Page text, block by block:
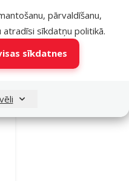
pārvaldīšanu,
atradīsi sīkdatņu politikā.
sīkdatnes